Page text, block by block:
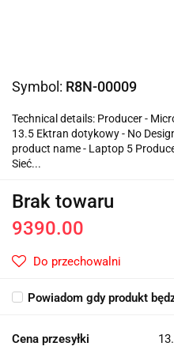
Symbol: R8N-00009
Technical details: Producer -
13.5 Ektran dotykowy - No
product name - Laptop 5
Sieć...
Brak towaru
9390.00
Do przechowalni
Powiadom gdy produkt
Cena przesyłki